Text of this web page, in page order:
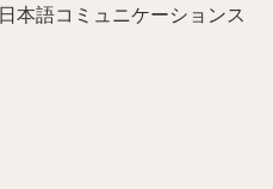
本語コミュニケーションス